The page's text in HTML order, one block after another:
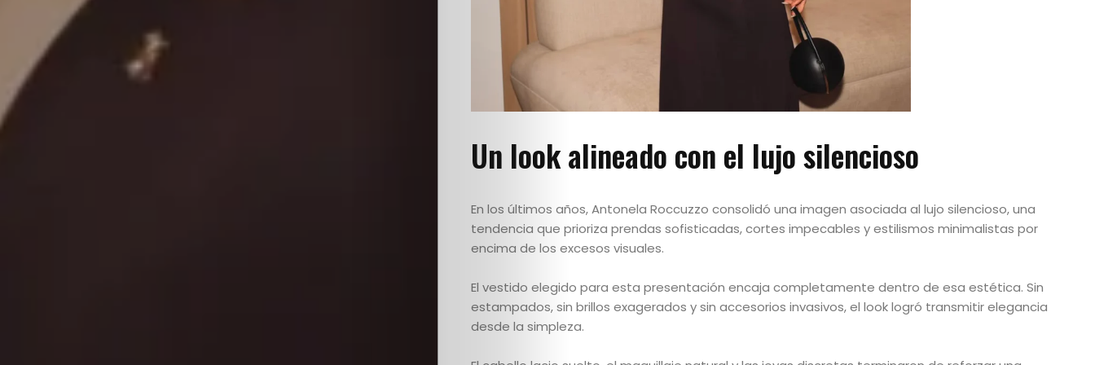
Escuela
Creativos
destacados
Search
Un look alineado con el lujo silencioso
En los últimos años, Antonela Roccuzzo consolidó una imagen asociada al lujo silencioso, una
tendencia que prioriza prendas sofisticadas, cortes impecables y estilismos minimalistas por
encima de los excesos visuales.
El vestido elegido para esta presentación encaja completamente dentro de esa estética. Sin
estampados, sin brillos exagerados y sin accesorios invasivos, el look logró transmitir elegancia
desde la simpleza.